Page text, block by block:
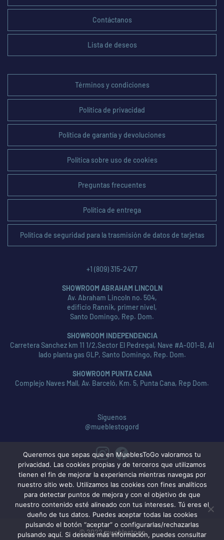
Contáctanos
Lista de deseos
Términos y condiciones
Política de privacidad
Política de garantía y devoluciones
Política sobre uso de cookies
Preguntas frecuentes
Política de entrega
Política de seguridad para la trasmisión de datos de tarjetas
+1 (809) 315-2477
SHOWROOM ABRAHAM LINCOLN
Av. Abraham Lincoln no. 504,
edificio Rannik, primer nivel,
Santo Domingo, Rep. Dom.
SHOWROOM INDEPENDENCIA
Carretera Sanchez km 11 1/2,Sector El Pedregal, Nave #A-001-B, Al
lado planta gas GLP, Santo Domingo, Rep. Dom.
SHOWROOM PUNTA CANA
Complejo Naves Mall, Av. Barceló, Km. 5, Punta Cana, Rep Dom.
Síguenos
@mueblestogord
© 2022 mueblestogo
Queremos que sepas que en MueblesToGo valoramos tu
privacidad. Las cookies propias y de terceros que utilizamos
tienen el fin de mejorar la experiencia mientras navegas por
nuestro sitio web. Utilizamos las cookies con fines analíticos
para detectar puntos de mejora y con el objetivo de que
nuestro contenido esté alineado con tus intereses. Tú eres el
dueño de tus datos. Puedes aceptar todas las cookies
pulsando el botón “aceptar” o configurarlas/rechazarlas
pulsando aquí. Si deseas más información, puedes consultar